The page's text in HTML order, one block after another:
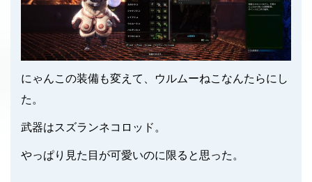
にゃんこの装備も変えて、ウルムーねこなんたらにし
た。
武器はスズランネコロッド。
やっぱり見た目が可愛いのに限ると思った。